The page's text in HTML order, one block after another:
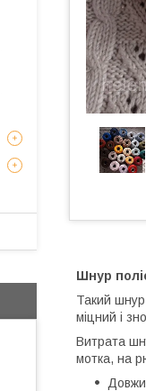
Шнур
Такий шнур
міцний і
Витрата
мотка, на